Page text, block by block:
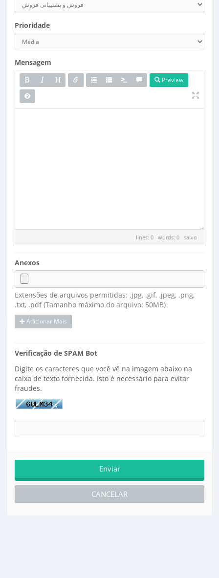
Prioridade
Mensagem
Preview
lines: 0 words: 0 salvo
Anexos
Extensões de arquivos permitidas: .jpg, .gif, .jpeg, .png,
.txt, .pdf (Tamanho máximo do arquivo: 50MB)
Adicionar Mais
Verificação de SPAM Bot
Digite os caracteres que você vê na imagem abaixo na
caixa de texto fornecida. Isto é necessário para evitar
fraudes.
CANCELAR